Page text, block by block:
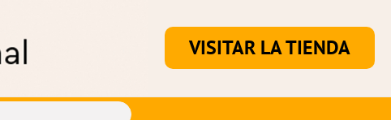
VISITAR LA TIENDA